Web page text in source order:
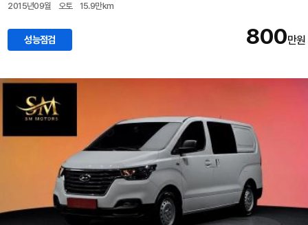
2015년09월 오토 15.9만km
성능점검 800만원